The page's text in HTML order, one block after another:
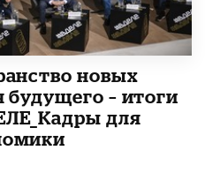
новых
– итоги
для